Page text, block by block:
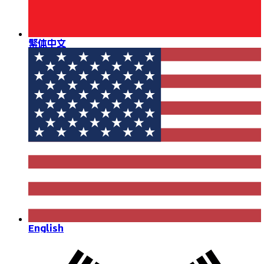
繁体中文
English